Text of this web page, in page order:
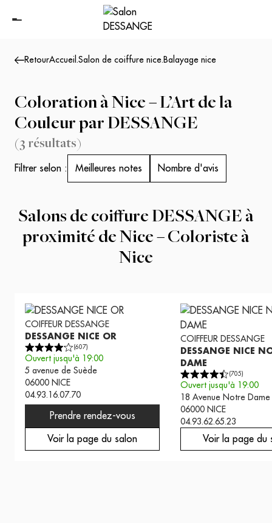
RetourAccueil .Salon de coiffure nice. Balayage nice
Coloration à Nice – L’Art de la
Couleur par DESSANGE
(3 résultats)
Filtrer selon : Meilleures notes Nombre d'avis
Salons de coiffure DESSANGE à
proximité de Nice – Coloriste à
Nice
COIFFEUR DESSANGE
DESSANGE NICE OR
(607)
Ouvert jusqu'à 19:00
5 avenue de Suède
06000 NICE
04.93.16.07.70
Prendre rendez-vous
Voir la page du salon
COIFFEUR DESSANGE
DESSANGE NICE
DAME
(705)
Ouvert jusqu'à 19:00
18 Avenue Notre Dame
06000 NICE
04.93.62.65.23
Voir la page du